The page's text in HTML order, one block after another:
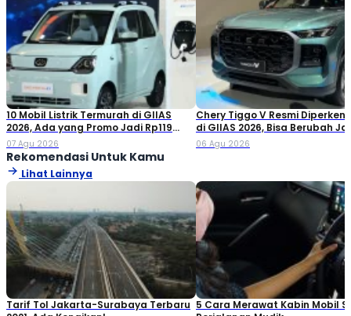
10 Mobil Listrik Termurah di GIIAS
2026, Ada yang Promo Jadi Rp119
Jutaan!
07 Agu 2026
Chery Tiggo V Resmi
di GIIAS 2026, Bisa Berubah
Double Cabin
06 Agu 2026
Rekomendasi Untuk Kamu
Lihat Lainnya
Tarif Tol Jakarta-Surabaya Terbaru 5 Cara Merawat Kabin Mobil